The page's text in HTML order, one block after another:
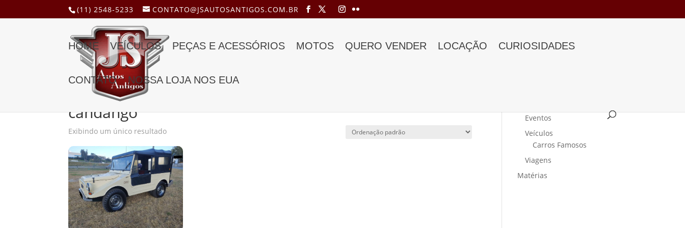
(11) 2548-5233 CONTATO@JSAUTOSANTIGOS.COM.BR
HOME VEÍCULOS PEÇAS E ACESSÓRIOS MOTOS QUERO VENDER LOCAÇÃO CURIOSIDADES
CONTATO NOSSA LOJA NOS EUA
/ Produtos marcados com a tag “candango”
candango
Exibindo um único resultado
Eventos
Veículos
Carros Famosos
Viagens
Matérias